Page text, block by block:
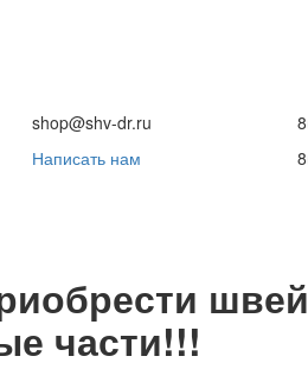
shop@shv-dr.ru
Написать нам
части!!!